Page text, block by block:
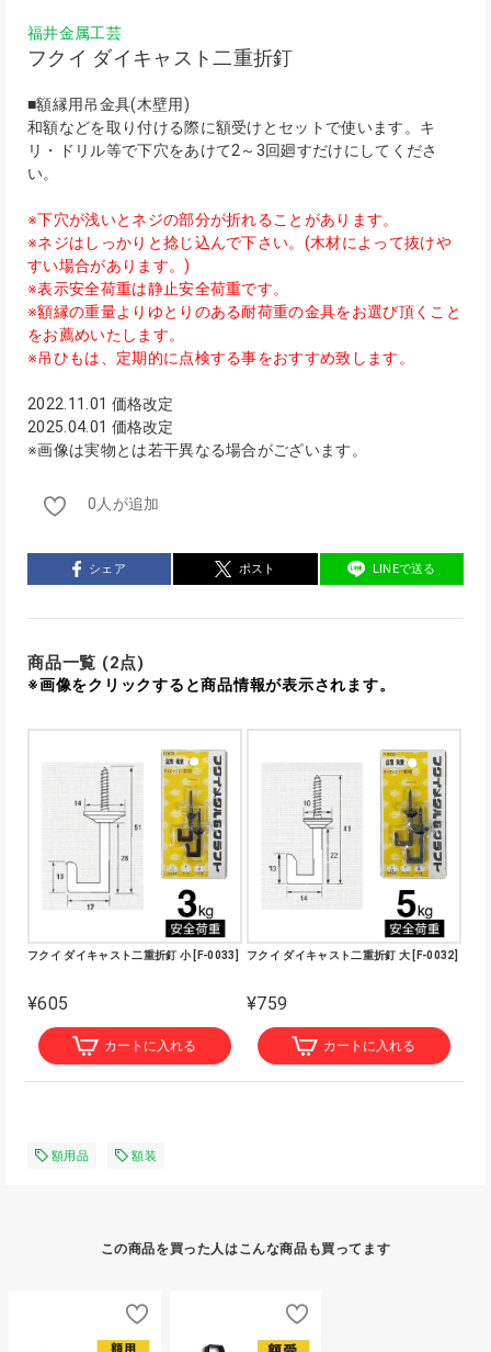
福井金属工芸
フクイ ダイキャスト二重折釘
■額縁用吊金具(木壁用)
和額などを取り付ける際に額受けとセットで使います。キ
リ・ドリル等で下穴をあけて2～3回廻すだけにしてくださ
い。
※下穴が浅いとネジの部分が折れることがあります。
※ネジはしっかりと捻じ込んで下さい。(木材によって抜けや
すい場合があります。)
※表示安全荷重は静止安全荷重です。
※額縁の重量よりゆとりのある耐荷重の金具をお選び頂くこと
をお薦めいたします。
※吊ひもは、定期的に点検する事をおすすめ致します。
2022.11.01 価格改定
2025.04.01 価格改定
※画像は実物とは若干異なる場合がございます。
0人が追加
シェア ポスト LINEで送る
商品一覧 (2点)
※画像をクリックすると商品情報が表示されます。
フクイ ダイキャスト二重折釘 小 [F-0033]
¥605
カートに入れる
フクイ ダイキャスト二重折釘 大 [F-0032]
¥759
カートに入れる
額用品 額装
この商品を買った人はこんな商品も買ってます